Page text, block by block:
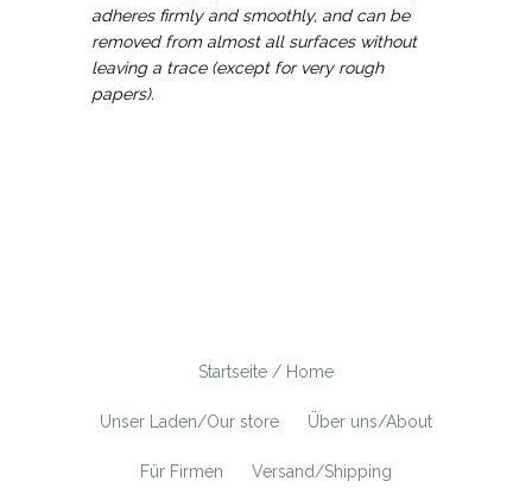
adheres firmly and smoothly, and can be
removed from almost all surfaces without
leaving a trace (except for very rough
papers).
Startseite / Home
Unser Laden/Our store Über uns/About
Für Firmen Versand/Shipping